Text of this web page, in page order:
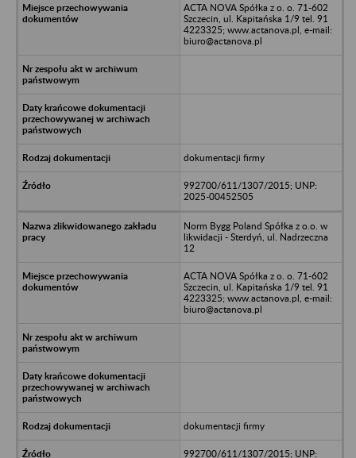
ACTA NOVA Spółka z o. o. 71-602
Szczecin, ul. Kapitańska 1/9 tel. 91
4223325; www.actanova.pl, e-mail:
biuro@actanova.pl
dokumentacji firmy
992700/611/1307/2015; UNP:
2025-00452505
Norm Bygg Poland Spółka z o.o. w
likwidacji - Sterdyń, ul. Nadrzeczna
12
ACTA NOVA Spółka z o. o. 71-602
Szczecin, ul. Kapitańska 1/9 tel. 91
4223325; www.actanova.pl, e-mail:
biuro@actanova.pl
dokumentacji firmy
992700/611/1307/2015; UNP: